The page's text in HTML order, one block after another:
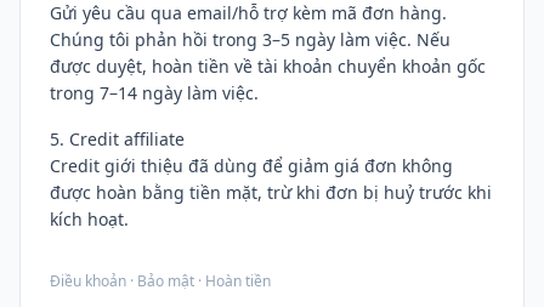
Gửi yêu cầu qua email/hỗ trợ kèm mã đơn hàng.
Chúng tôi phản hồi trong 3–5 ngày làm việc. Nếu
được duyệt, hoàn tiền về tài khoản chuyển khoản gốc
trong 7–14 ngày làm việc.
5. Credit affiliate
Credit giới thiệu đã dùng để giảm giá đơn không
được hoàn bằng tiền mặt, trừ khi đơn bị huỷ trước khi
kích hoạt.
Điều khoản · Bảo mật · Hoàn tiền